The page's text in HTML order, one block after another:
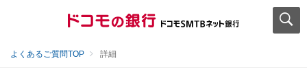
よくあるご質問TOP 詳細